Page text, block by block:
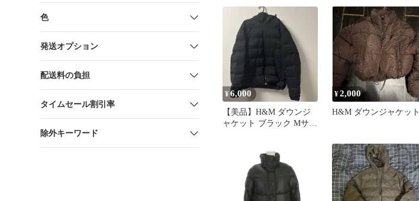
色
発送オプション
配送料の負担
タイムセール割引率
除外キーワード
¥6,000
【美品】H&M ダウンジ
ャケット ブラック Mサイ
¥2,000
H&M ダウンジャケット